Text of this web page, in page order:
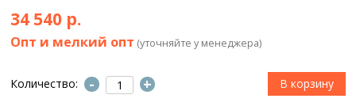
34 540 р.
Опт и мелкий опт (уточняйте у менеджера)
Количество: - +